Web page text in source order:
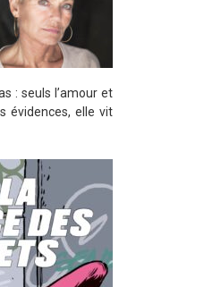
: seuls l’amour et
évidences, elle vit